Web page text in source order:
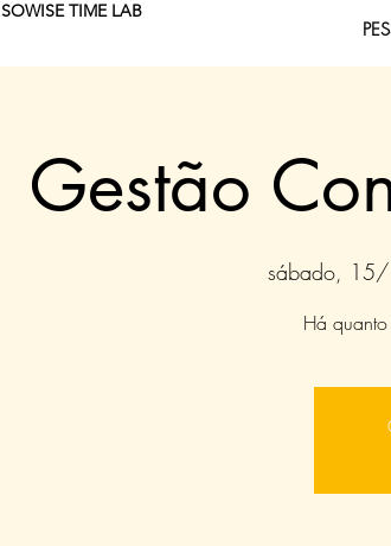
SOWISE TIME LAB
Gestão
sábado,
Há